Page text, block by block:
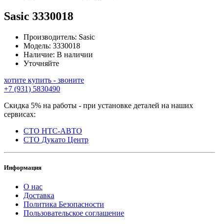
Sasic 3330018
Производитель: Sasic
Модель: 3330018
Наличие: В наличии
Уточняйте
хотите купить - звоните
+7 (931) 5830490
Скидка 5% на работы - при установке деталей на наших
сервисах:
СТО НТС-АВТО
СТО Дукато Центр
Информация
О нас
Доставка
Политика Безопасности
Пользовательское соглашение